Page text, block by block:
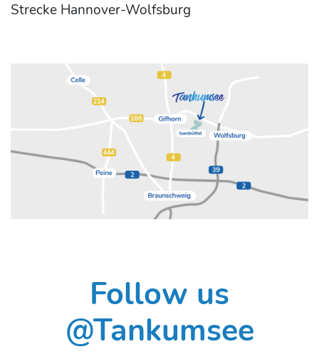
Strecke Hannover-Wolfsburg
Follow us
@Tankumsee